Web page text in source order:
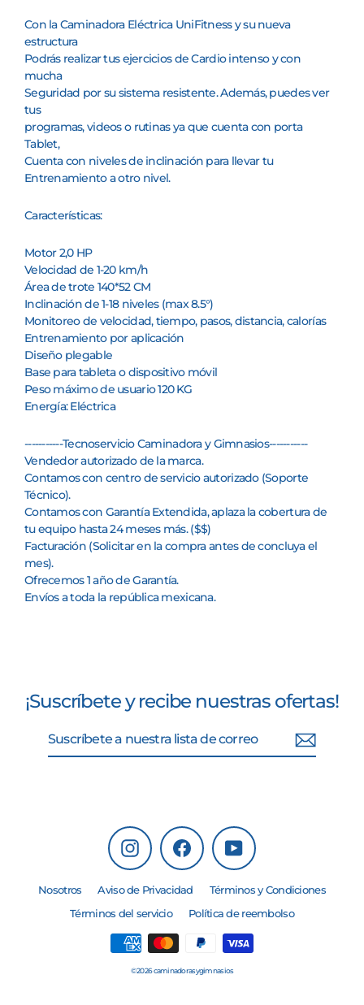
Con la Caminadora Eléctrica UniFitness y su nueva
estructura
Podrás realizar tus ejercicios de Cardio intenso y con
mucha
Seguridad por su sistema resistente. Además, puedes ver
tus
programas, videos o rutinas ya que cuenta con porta
Tablet,
Cuenta con niveles de inclinación para llevar tu
Entrenamiento a otro nivel.
Características:
Motor 2,0 HP
Velocidad de 1-20 km/h
Área de trote 140*52 CM
Inclinación de 1-18 niveles (max 8.5°)
Monitoreo de velocidad, tiempo, pasos, distancia, calorías
Entrenamiento por aplicación
Diseño plegable
Base para tableta o dispositivo móvil
Peso máximo de usuario 120 KG
Energía: Eléctrica
-----------Tecnoservicio Caminadora y Gimnasios-----------
Vendedor autorizado de la marca.
Contamos con centro de servicio autorizado (Soporte
Técnico).
Contamos con Garantía Extendida, aplaza la cobertura de
tu equipo hasta 24 meses más. ($$)
Facturación (Solicitar en la compra antes de concluya el
mes).
Ofrecemos 1 año de Garantía.
Envíos a toda la república mexicana.
¡Suscríbete y recibe nuestras ofertas!
nuestra
InstagramFacebook YouTube
Nosotros Aviso de Privacidad
Términos y Condiciones
Términos del servicio
Política de reembolso
© 2026 caminadorasygimnasios